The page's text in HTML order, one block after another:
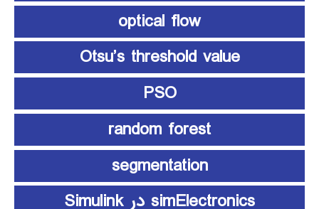
optical flow
Otsu’s threshold value
PSO
random forest
segmentation
simElectronics در Simulink